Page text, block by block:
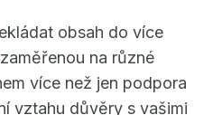
obsah do více
na různé
více než jen podpora
vztahu důvěry s vašimi